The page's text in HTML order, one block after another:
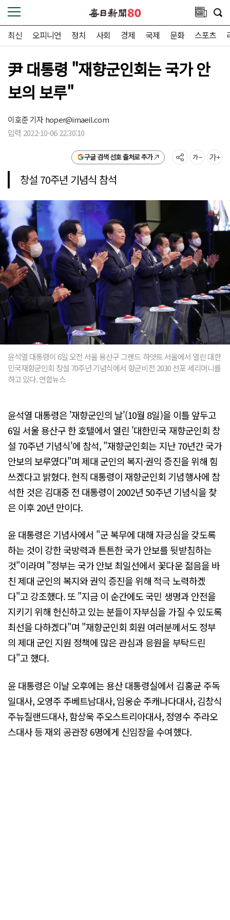
최신 오피니언 정치 사회 경제 국제 문화 스포츠
尹 대통령 "재향군인회는 국가 안
보의 보루"
이호준 기자hoper@imaeil.com
입력 2022-10-06 22:30:10
구글 검색 선호 출처로 추가
창설 70주년 기념식 참석
윤석열 대통령이 6일 오전 서울 용산구 그랜드 하얏트 서울에서 열린 대한
민국재향군인회 창설 70주년 기념식에서 향군비전 2030 선포 세리머니를
하고 있다. 연합뉴스
윤석열 대통령은 '재향군인의 날'(10월 8일)을 이틀 앞두고
6일 서울 용산구 한 호텔에서 열린 '대한민국 재향군인회 창
설 70주년 기념식'에 참석, "재향군인회는 지난 70년간 국가
안보의 보루였다"며 제대 군인의 복지·권익 증진을 위해 힘
쓰겠다고 밝혔다. 현직 대통령이 재향군인회 기념행사에 참
석한 것은 김대중 전 대통령이 2002년 50주년 기념식을 찾
은 이후 20년 만이다.
윤 대통령은 기념사에서 "군 복무에 대해 자긍심을 갖도록
하는 것이 강한 국방력과 튼튼한 국가 안보를 뒷받침하는
것"이라며 "정부는 국가 안보 최일선에서 꽃다운 젊음을 바
친 제대 군인의 복지와 권익 증진을 위해 적극 노력하겠
다"고 강조했다. 또 "지금 이 순간에도 국민 생명과 안전을
지키기 위해 헌신하고 있는 분들이 자부심을 가질 수 있도록
최선을 다하겠다"며 "재향군인회 회원 여러분께서도 정부
의 제대 군인 지원 정책에 많은 관심과 응원을 부탁드린
다"고 했다.
윤 대통령은 이날 오후에는 용산 대통령실에서 김홍균 주독
일대사, 오영주 주베트남대사, 임웅순 주캐나다대사, 김창식
주뉴질랜드대사, 함상욱 주오스트리아대사, 정영수 주라오
스대사 등 재외 공관장 6명에게 신임장을 수여했다.